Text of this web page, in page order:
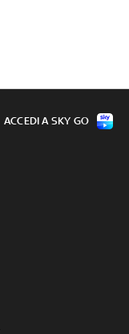
ACCEDI A SKY GO